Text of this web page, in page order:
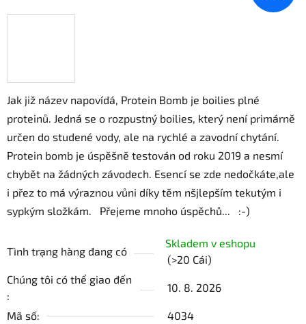
Jak již název napovídá, Protein Bomb je boilies plné
proteinů. Jedná se o rozpustný boilies, který není primárně
určen do studené vody, ale na rychlé a zavodní chytání.
Protein bomb je úspěšně testován od roku 2019 a nesmí
chybět na žádných závodech. Esencí se zde nedočkáte,ale
i přez to má výraznou vůni díky těm nšjlepším tekutým i
sypkým složkám. Přejeme mnoho úspěchů... :-)
Tình trạng hàng đang có
Skladem v eshopu
(>20 Cái)
Chúng tôi có thể giao đến
:
10. 8. 2026
Mã số: 4034